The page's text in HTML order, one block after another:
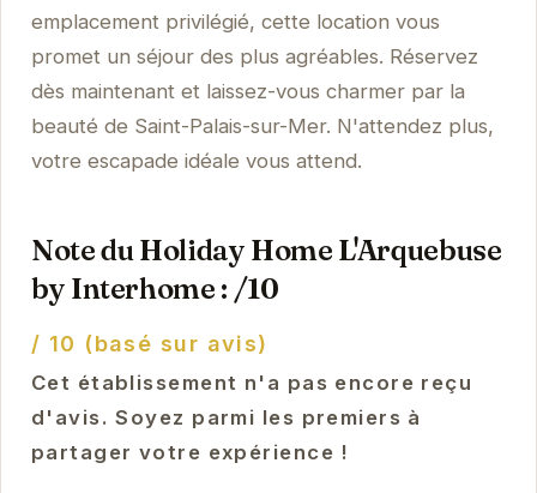
emplacement privilégié, cette location vous
promet un séjour des plus agréables. Réservez
dès maintenant et laissez-vous charmer par la
beauté de Saint-Palais-sur-Mer. N'attendez plus,
votre escapade idéale vous attend.
Note du Holiday Home L'Arquebuse
by Interhome : /10
/ 10 (basé sur avis)
Cet établissement n'a pas encore reçu
d'avis. Soyez parmi les premiers à
partager votre expérience !